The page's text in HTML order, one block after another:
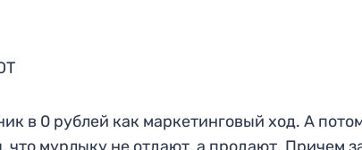
в 0 рублей как маркетинговый ход. А